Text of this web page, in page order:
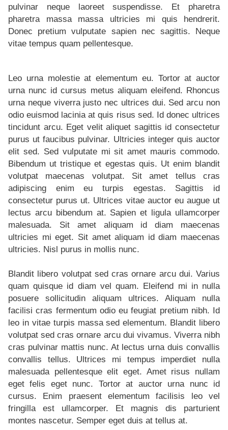
pulvinar neque laoreet suspendisse. Et pharetra
pharetra massa massa ultricies mi quis hendrerit.
Donec pretium vulputate sapien nec sagittis. Neque
vitae tempus quam pellentesque.
Leo urna molestie at elementum eu. Tortor at auctor
urna nunc id cursus metus aliquam eleifend. Rhoncus
urna neque viverra justo nec ultrices dui. Sed arcu non
odio euismod lacinia at quis risus sed. Id donec ultrices
tincidunt arcu. Eget velit aliquet sagittis id consectetur
purus ut faucibus pulvinar. Ultricies integer quis auctor
elit sed. Sed vulputate mi sit amet mauris commodo.
Bibendum ut tristique et egestas quis. Ut enim blandit
volutpat maecenas volutpat. Sit amet tellus cras
adipiscing enim eu turpis egestas. Sagittis id
consectetur purus ut. Ultrices vitae auctor eu augue ut
lectus arcu bibendum at. Sapien et ligula ullamcorper
malesuada. Sit amet aliquam id diam maecenas
ultricies mi eget. Sit amet aliquam id diam maecenas
ultricies. Nisl purus in mollis nunc.
Blandit libero volutpat sed cras ornare arcu dui. Varius
quam quisque id diam vel quam. Eleifend mi in nulla
posuere sollicitudin aliquam ultrices. Aliquam nulla
facilisi cras fermentum odio eu feugiat pretium nibh. Id
leo in vitae turpis massa sed elementum. Blandit libero
volutpat sed cras ornare arcu dui vivamus. Viverra nibh
cras pulvinar mattis nunc. At lectus urna duis convallis
convallis tellus. Ultrices mi tempus imperdiet nulla
malesuada pellentesque elit eget. Amet risus nullam
eget felis eget nunc. Tortor at auctor urna nunc id
cursus. Enim praesent elementum facilisis leo vel
fringilla est ullamcorper. Et magnis dis parturient
montes nascetur. Semper eget duis at tellus at.